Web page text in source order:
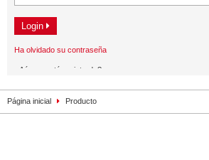
Página inicial Producto